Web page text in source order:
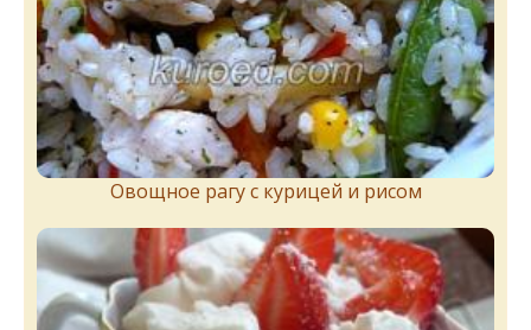
Овощное рагу с курицей и рисом